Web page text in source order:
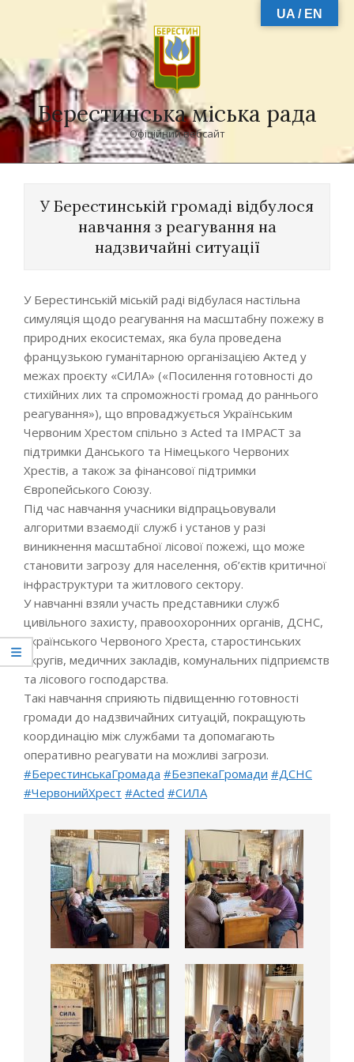
Берестинська міська рада
Офіційний вебсайт
У Берестинській громаді відбулося
навчання з реагування на
надзвичайні ситуації
У Берестинській міській раді відбулася настільна
симуляція щодо реагування на масштабну пожежу в
природних екосистемах, яка була проведена
французькою гуманітарною організацією Актед у
межах проєкту «СИЛА» («Посилення готовності до
стихійних лих та спроможності громад до раннього
реагування»), що впроваджується Українським
Червоним Хрестом спільно з Acted та IMPACT за
підтримки Данського та Німецького Червоних
Хрестів, а також за фінансової підтримки
Європейського Союзу.
Під час навчання учасники відпрацьовували
алгоритми взаємодії служб і установ у разі
виникнення масштабної лісової пожежі, що може
становити загрозу для населення, об’єктів критичної
інфраструктури та житлового сектору.
У навчанні взяли участь представники служб
цивільного захисту, правоохоронних органів, ДСНС,
Українського Червоного Хреста, старостинських
округів, медичних закладів, комунальних підприємств
та лісового господарства.
Такі навчання сприяють підвищенню готовності
громади до надзвичайних ситуацій, покращують
координацію між службами та допомагають
оперативно реагувати на можливі загрози.
#БерестинськаГромада #БезпекаГромади #ДСНС
#ЧервонийХрест #Acted #СИЛА
UA / EN